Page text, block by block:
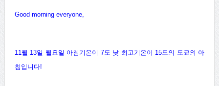
Good morning everyone,
11월 13일 월 요일 아침기온이 7도 낮 최고기온이 15도의 도쿄의 아
침입니다!